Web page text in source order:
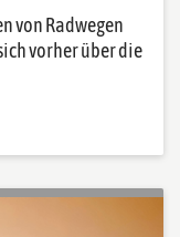
von Radwegen
vorher über die